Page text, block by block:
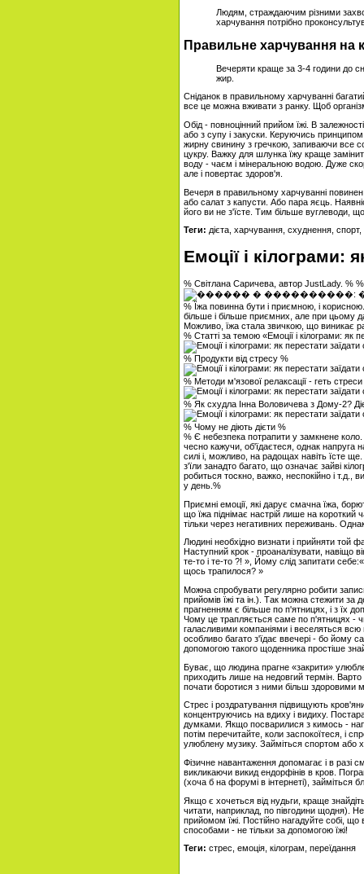
Людям, страждаючим різними
харчування потрібно
Правильне харчування на
Вечеряти краще за 3-4 години до
жир.
Сніданок в правильному харчуванні
все це можна вживати з ранку. Щоб
Обід - повноцінний прийом їжі. В
або з супу і закуски. Керуючись
жирну свинину з гречкою, запиваючи все
цукру. Важку для шлунка їжу краще
воду - чаєм і мінеральною водою. Дуже
але і повертає здоров'я.
Вечеря в правильному харчуванні
або салат з капусти. Або пара яєць.
його ви не з'їсте. Тим більше вуглеводи,
Теги: дієта, харчування, схуднення, спорт,
Емоції і кілограми:
% Світлана Саричева, автор JustLady. %
% Їжа повинна бути і приємною, і
більше і більше приємних, але при цьому
Можливо, їжа стала звичкою, що виникає
% Статті за темою «Емоції і кілограми: як
% Продукти від стресу %
% Методи м'язової релаксації - геть
% Як схудла Інна Воловичева з Дому-2?
% Чому не діють дієти %
% Є небезпека потрапити у замкнене
чесно кажучи, об'їдаєтеся, однак напруга
силі і, можливо, на радощах навіть їсте
з'їли занадто багато, що означає зайві
робиться тоскно, важко, неспокійно і т.д.,
у день.%
Приємні емоції, які дарує смачна їжа,
що їжа піднімає настрій лише на короткий
тільки через негативних переживань.
Людині необхідно визнати і прийняти той
Наступний крок - проаналізувати, навіщо
те-то і те-то ?! », Йому слід запитати
щось трапилося? »
Можна спробувати регулярно робити
прийомів їжі та ін.). Так можна стежити
прагненням є більше по п'ятницях, і з їх
Чому це трапляється саме по п'ятницях -
галасливими компаніями і веселяться
особливо багато з'їдає ввечері - бо йому
допомогою такого щоденника простіше
Буває, що людина прагне «закрити»
приходить лише на недовгий термін. Варто
почати боротися з ними більш здоровими
Стрес і роздратування підвищують
концентруючись на вдиху і видиху.
думками. Якщо посварилися з кимось -
потім перечитайте, коли заспокоїтеся, і
улюблену музику. Займіться спортом або
Фізичне навантаження допомагає і в разі
викликаючи викид ендорфінів в кров.
(хоча б на форумі в інтернеті), займіться
Якщо є хочеться від нудьги, краще
читати, наприклад, по півгодини щодня).
прийомом їжі. Постійно нагадуйте собі, що
способами - не тільки за допомогою їжі!
Теги: стрес, емоція, кілограм, переїдання